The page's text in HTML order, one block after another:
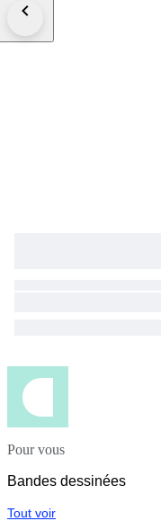
Pour vous
Bandes dessinées
Tout voir